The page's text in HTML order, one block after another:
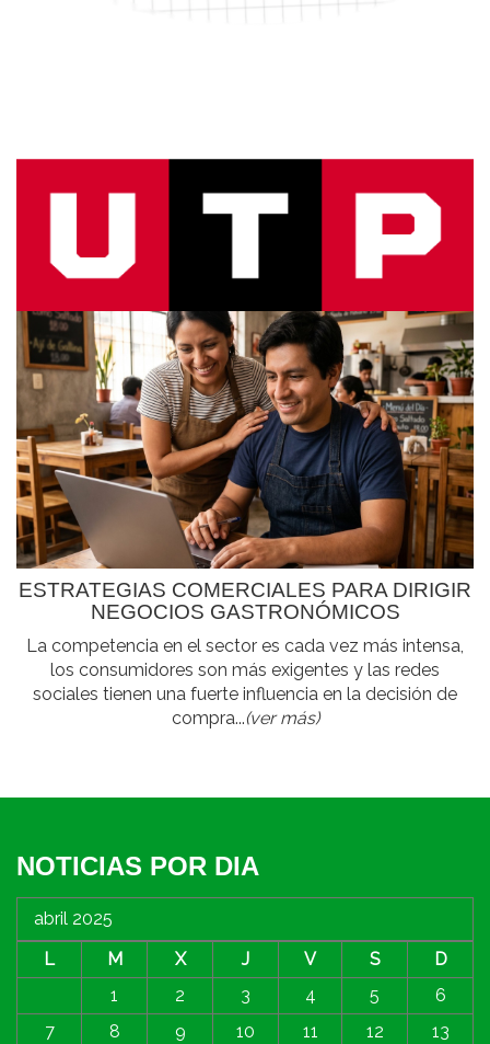
ESTRATEGIAS COMERCIALES PARA DIRIGIR
NEGOCIOS GASTRONÓMICOS
La competencia en el sector es cada vez más intensa,
los consumidores son más exigentes y las redes
sociales tienen una fuerte influencia en la decisión de
compra...(ver más)
NOTICIAS POR DIA
abril 2025
L
M X J V S
D
1
2 3 4 5
6
7
8 9 10 11 12
13